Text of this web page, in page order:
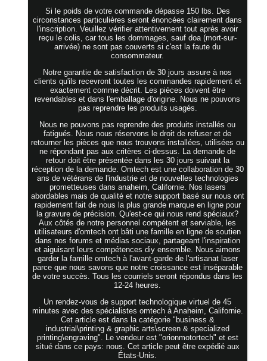
Si le poids de votre commande dépasse 150 lbs. Des
circonstances particulières seront énoncées clairement dans
l'inscription. Veuillez vérifier attentivement tout après avoir
reçu le colis, car tous les dommages, sauf doa (mort-sur-
arrivée) ne sont pas couverts si c'est la faute du
consommateur.
Notre garantie de satisfaction de 30 jours assure à nos
clients qu'ils recevront toutes les commandes rapidement et
exactement comme décrit. Les pièces doivent être
revendables et dans l'emballage d'origine. Nous ne pouvons
pas reprendre les produits usagés.
Nous ne pouvons pas reprendre des produits installés ou
fatigués. Nous nous réservons le droit de refuser et de
retourner les pièces que nous trouvons installées, utilisées ou
ne répondant pas aux critères ci-dessus. La demande de
retour doit être présentée dans les 30 jours suivant la
réception de la demande. Omtech est une collaboration de 30
ans de vétérans de l'industrie et de nouvelles technologies
prometteuses dans anaheim, Californie. Nos lasers
abordables mais de qualité et notre support basé sur nous ont
rapidement fait de nous la plus grande marque en ligne pour
la gravure de précision. Qu'est-ce qui nous rend spéciaux?
Aux côtés de notre personnel compétent et serviable, les
utilisateurs d'omtech ont bâti une famille en ligne de soutien
dans nos forums et médias sociaux, partageant l'inspiration
et aiguisant leurs compétences diy ensemble. Nous aimons
garder la famille omtech à l'avant-garde de l'artisanat laser
parce que nous savons que notre croissance est inséparable
de votre succès. Tous les courriels seront répondus dans les
12-24 heures.
Un rendez-vous de support technologique virtuel de 45
minutes avec des spécialistes omtech à Anaheim, Californie.
Cet article est dans la catégorie "business &
industrial\printing & graphic arts\screen & specialized
printing\engraving". Le vendeur est "orionmotortech" et est
situé dans ce pays: nous. Cet article peut être expédié aux
États-Unis.